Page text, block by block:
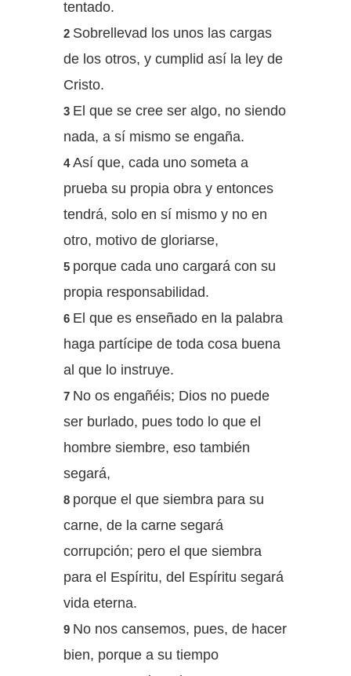
tentado.
2 Sobrellevad los unos las cargas
de los otros, y cumplid así la ley de
Cristo.
3 El que se cree ser algo, no siendo
nada, a sí mismo se engaña.
4Así que, cada uno someta a
prueba su propia obra y entonces
tendrá, solo en sí mismo y no en
otro, motivo de gloriarse,
5 porque cada uno cargará con su
propia responsabilidad.
6 El que es enseñado en la palabra
haga partícipe de toda cosa buena
al que lo instruye.
7 No os engañéis; Dios no puede
ser burlado, pues todo lo que el
hombre siembre, eso también
segará,
8 porque el que siembra para su
carne, de la carne segará
corrupción; pero el que siembra
para el Espíritu, del Espíritu segará
vida eterna.
9 No nos cansemos, pues, de hacer
bien, porque a su tiempo